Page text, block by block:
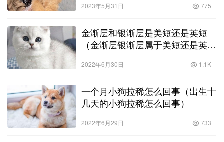
2023年5月31日 775
金渐层和银渐层是美短还是英短
（金渐层银渐层属于美短还是英
2022年6月30日 1.1K
一个月小狗拉稀怎么回事（出生十
几天的小狗拉稀怎么回事）
2022年6月29日 733